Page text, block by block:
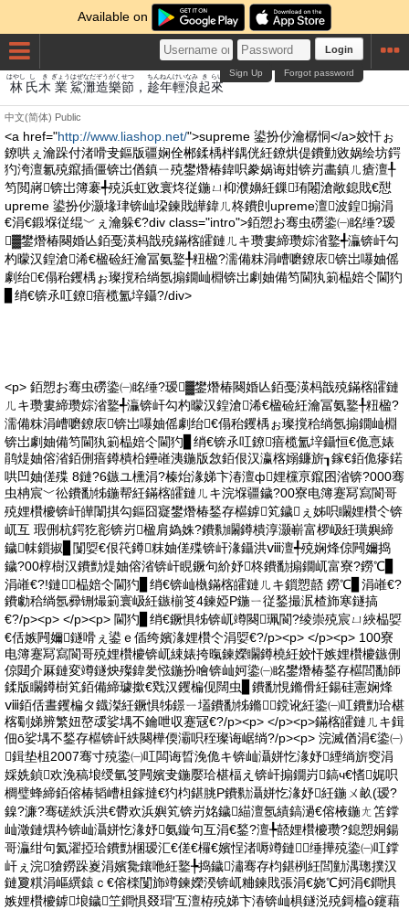
Available on
Login
Forgot password
Sign Up
林
はやし
氏
し
木
き
業
ぎょう
鯊
はぜ
灘
なだ
造
ぞう
樂節
がくせつ
， 趁
ちん
年
ねん
輕
けい
浪
なみ
起
き
來
らい
中文(简体) Public
<a href="http://www.liashop.net/">supreme 鍙扮仯瀹樼恫</a>姣忓ぉ
鐐哄ぇ瀹跺付渚嗗叏鏂版疆娴佺郴鍒楀柈鍝侊紝鐐烘偍鐨勭敓娲绘坊鍔
犳洿澶氱殑鑹插僵锛岀偤鎮ㄧ殑鐢熸椿鍏呮豢娲诲姏锛岃畵鎮ㄦ瘡澶╀
笉閲嶈锛岀簿褰╃殑浜虹敓寰炵従鍦ㄩ枊濮嬶紝鏁珛闂滄敞鎴戝€憇
upreme 鍙扮仯灏堟珒锛屾垜鍊戝皣鍏ㄦ柊鐨剆upreme澶波鍠搧涓
€涓€鍛堢従绲﹀ぇ瀹躲€?div class="intro">銆愬お骞虫磱鍌㈠眳缍?瑷
▓鐢熸椿闋婚亾銆戞渶杩戠殑鏋楁皬鏈ㄦキ瓒婁締瓒婃渻鐜╃灜锛屽勾
杓曚汉鍠滄浠€楹硷紝瀹冨氨鐜╀粈楹?濡備粖涓嶆嚰鐐庡锛岀嚗妯傜
劇绐€傝秮钁楀ぉ璨撹秴绱氬搧鐗屾棩锛岀劇妯備笉閫犱箣榀婄仒閫犳
▊绡€锛氶叿鐐瘖榄氳垶鑷?/div>
<p> 銆愬お骞虫磱鍌㈠眳缍?瑷▓鐢熸椿闋婚亾銆戞渶杩戠殑鏋楁皬鏈
ㄦキ瓒婁締瓒婃渻鐜╃灜锛屽勾杓曚汉鍠滄浠€楹硷紝瀹冨氨鐜╀粈楹?
濡備粖涓嶆嚰鐐庡锛岀嚗妯傜劇绐€傝秮钁楀ぉ璨撹秴绱氬搧鐗屾棩
锛岀劇妯備笉閫犱箣榀婄仒閫犳▊绡€锛氶叿鐐瘖榄氳垶鑷恒€佹悥婊
鹃煶妯傛渻銆侀瘖鐏樻柗鑸嶉洟鍦版敜銆佷汉瀛楁嫋鐮旂┒鎵€銆佹瘮鍩
哄凹妯傞殜 8鏈?6鏃ユ櫄涓?榛炲湪娣卞湷澶ф娌欓亰鑹囨渻锛?000骞
虫柟宸﹀彸鐨勫牬鍦帮紝鏋楁皬鏈ㄦキ浣堢疆鐬?00寮电簿蹇冩寫閬哥
殑娌欑櫦锛屽皣闈掑勾鏂囧寲鐢熸椿鍫存櫙鎼笂鐬ぇ姊呮矙娌欑仒锛
屼互 瑕侀杭鍔犵彮锛岃楹肩媯姝?鐨勬矙鐏樻淳灏嶄富椤岋紝璜嬩締
鐬帓鎻掓▊闅娿€佷笩鐏粖妯傞殜锛屽湪鑷洪ⅷ澶╃殑娴烽倞闁嬭捣
鐬?00椁樹汉鐨勯煶妯傛渻锛屽睍鐝句紒妤柊鐨勫搧鐗屼富寮?鐒℃▊
涓嶉€?!鏈榀婄仒閫犳▊绡€锛屾槸鏋楁皬鏈ㄦキ鎻愬嚭 鐒℃▊涓嶉€?
鐨勮秴绱氬彛铏熶箣寰岋紝鏃椾笅4鍊婭P鍦ㄧ従鍫撮泦楂斾寒鐩搞
€?/p><p> </p><p> 閫犳▊绡€鐝惧牬锛屼竴闋珮閬?绫崇殑宸ㄩ綊榀娿
€佸嫉闁嬭鐩嗗ぇ鍙ｅ偛绔嬪湪娌欑仒涓娿€?/p><p> </p><p> 100寮
电簿蹇冩寫閬哥殑娌欑櫦锛屼綀婊挎暣鍊嬫矙鐏橈紝姣忓嫉娌欑櫦鏃侀
倞閮介厤鏈変竴鐩炴殩鍏夎惤鍦扮噲锛屾妸鍌㈠眳鐢熸椿鍫存櫙閭勫師
鍒版矙鐏樹笂銆備締璩撳€戣汉钁楄伣闊虫▊鐨勫悓鏅傦紝鍚硅憲娴烽
ⅷ銆佸晝钁楄タ鐡滐紝鐝惧牬鐛ㄧ壒鐨勫牬鏅鎲讹紝鍌㈠叿鐨勯珨椹
楁劅娣辨繁妞嶅叆娑堣不鑰呭収蹇冦€?/p><p> </p><p>鏋楁皬鏈ㄦキ鍓
佃ō娑堣不鍫存櫙锛屽紩闋樺偄灞呮秷璨诲崌绱?/p><p> 浣滅偤涓€鍌㈠
鍓垫柤2007骞寸殑鍌㈠叿闆诲晢浼佹キ锛屾灄姘忔湪妤緸绱旂窔涓
婇姺鍞欢浼稿埌绶氫笅闁嬪叏鍦嬮珨椹楅え锛屽搧鐗岃鎬ч€愭娓呮
櫚璧蜂締銆傛椿韬嶆柤鎵撻€犳枃鍖朓P鐨勬灄姘忔湪妤紝鍦ㄨ畝(瑷?
鎳?濂?骞磋紩浜洪€欎欢浜嬩笂锛岃姳鐬緢澶氬績鎬濄€傛棭鍦ㄤ笘鐣
屾澂鏈熼枔锛屾灄姘忔湪妤氨鏇句互涓€鍫?澶╄嚭娌欑櫦瓒?鎴愬姛鍚
哥灜绀句氦濯掗珨鐨勯棞瑷汇€傞€欏€嬪悜渚嗕竴鏈缍撶殑鍌㈠叿鐣
屽ぇ浣獊鐒跺嵏涓嬪毚鑲咃紝鐜╄捣鐬潚骞存枃鍖栵紝閭勭湡璁撲汉
鏈夐粸涓嶇繏鎱ｃ€傛檪闅斾竴鍊嬫湀锛屼粬鍊戝張涓€娆℃妸涓€鐧惧
嫉娌欑櫦鎼埌鐬笁鐧惧叕瑁′互澶栫殑娣卞湷锛屾椇鐩涚殑鎶橀ò鑳藉